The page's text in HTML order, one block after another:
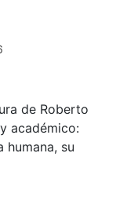
de Roberto
académico:
humana, su